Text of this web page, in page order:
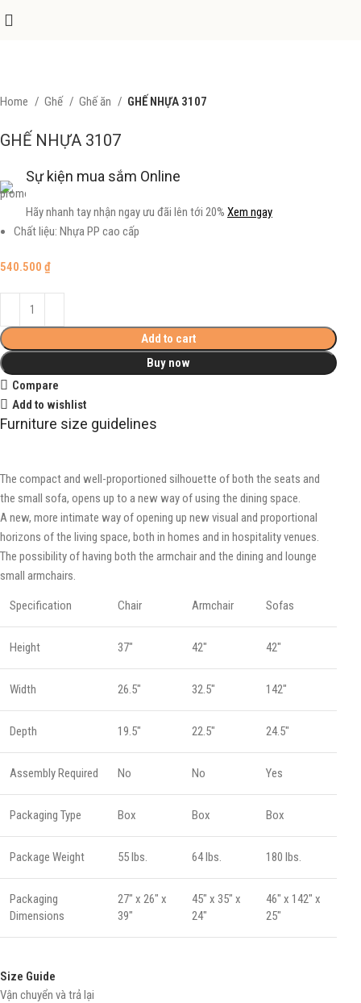
Home Ghế Ghế ăn GHẾ NHỰA 3107
GHẾ NHỰA 3107
Sự kiện mua sắm Online
Hãy nhanh tay nhận ngay ưu đãi lên tới 20%Xem ngay
Chất liệu: Nhựa PP cao cấp
540.500₫
Add to cart
Buy now
Compare
Add to wishlist
Furniture size guidelines
The compact and well-proportioned silhouette of both the seats and
the small sofa, opens up to a new way of using the dining space.
A new, more intimate way of opening up new visual and proportional
horizons of the living space, both in homes and in hospitality venues.‎
The possibility of having both the armchair and the dining and lounge
small armchairs.
Specification Chair Armchair Sofas
Height 37" 42" 42"
Width 26.5" 32.5" 142"
Depth 19.5" 22.5" 24.5"
Assembly Required No No Yes
Packaging Type Box Box Box
Package Weight 55 lbs. 64 lbs. 180 lbs.
Packaging
Dimensions
27" x 26" x
39"
45" x 35" x
24"
46" x 142" x
25"
Size Guide
Vận chuyển và trả lại